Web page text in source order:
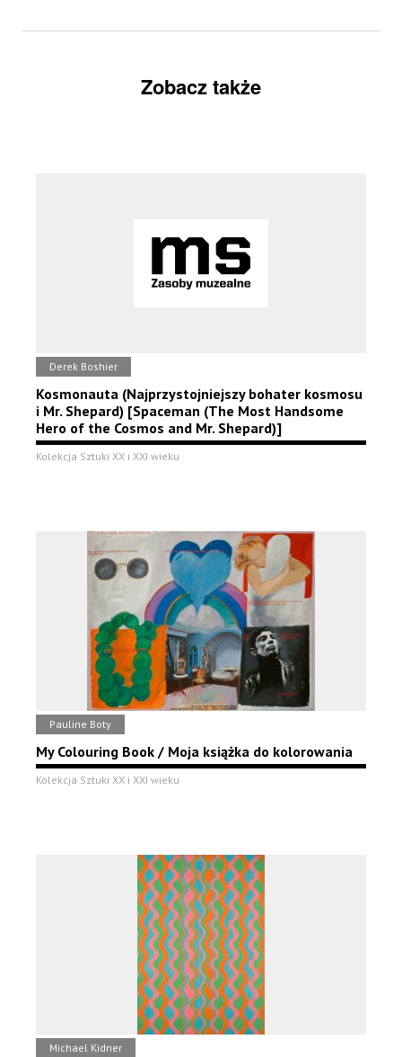
Zobacz także
Derek Boshier
Kosmonauta (Najprzystojniejszy bohater kosmosu
i Mr. Shepard) [Spaceman (The Most Handsome
Hero of the Cosmos and Mr. Shepard)]
Kolekcja Sztuki XX i XXI wieku
Pauline Boty
My Colouring Book / Moja książka do kolorowania
Kolekcja Sztuki XX i XXI wieku
Michael Kidner